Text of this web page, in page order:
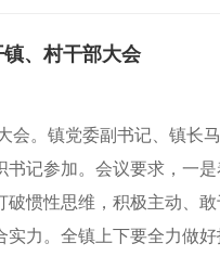
镇、村干部大会
会。镇党委副书记、镇长
记参加。会议要求，一
惯性思维，积极主动、
力。全镇上下要全力做